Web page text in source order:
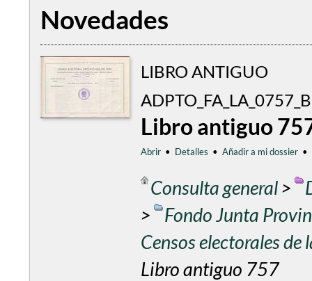
Novedades
LIBRO ANTIGUO
Libro antiguo
Abrir • Detalles • Añadir a mi dossier •
Consulta general>
>
Fondo Junta
Censos electorales
Libro antiguo 757